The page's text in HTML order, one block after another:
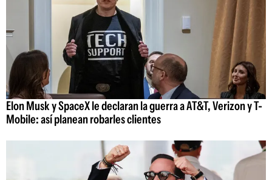
Elon Musk y SpaceX le declaran la guerra a AT&T, Verizon y T-
Mobile: así planean robarles clientes